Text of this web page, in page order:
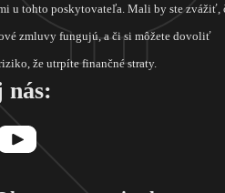
u tohto poskytovateľa. Mali by ste zvážiť,
zmluvy fungujú, a či si môžete dovoliť
že utrpíte finančné straty.
nás: